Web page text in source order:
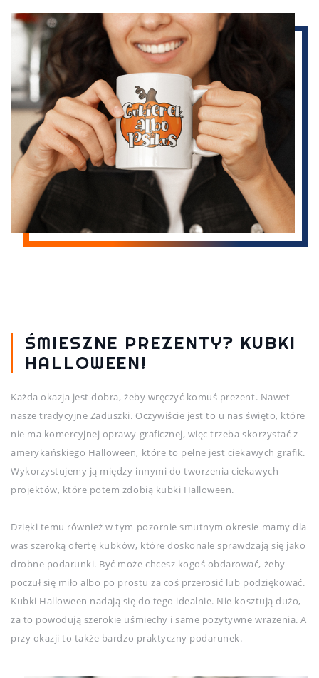
ŚMIESZNE PREZENTY? KUBKI
HALLOWEEN!
Każda okazja jest dobra, żeby wręczyć komuś prezent. Nawet
nasze tradycyjne Zaduszki. Oczywiście jest to u nas święto, które
nie ma komercyjnej oprawy graficznej, więc trzeba skorzystać z
amerykańskiego Halloween, które to pełne jest ciekawych grafik.
Wykorzystujemy ją między innymi do tworzenia ciekawych
projektów, które potem zdobią kubki Halloween.
Dzięki temu również w tym pozornie smutnym okresie mamy dla
was szeroką ofertę kubków, które doskonale sprawdzają się jako
drobne podarunki. Być może chcesz kogoś obdarować, żeby
poczuł się miło albo po prostu za coś przerosić lub podziękować.
Kubki Halloween nadają się do tego idealnie. Nie kosztują dużo,
za to powodują szerokie uśmiechy i same pozytywne wrażenia. A
przy okazji to także bardzo praktyczny podarunek.